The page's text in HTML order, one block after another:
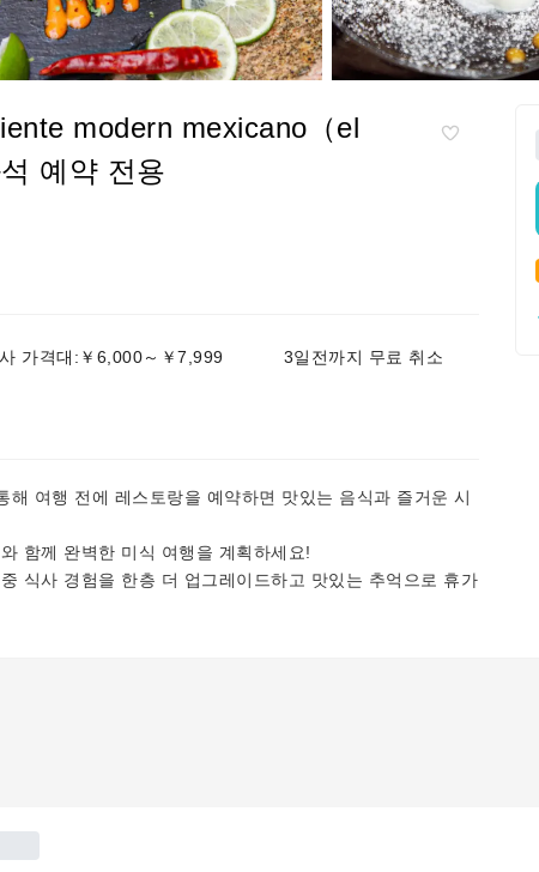
modern mexicano（el
예약 전용
가격대:￥6,000～￥7,999 3일전까지 무료 취소
여행 전에 레스토랑을 예약하면 맛있는 음식과 즐거운 시
함께 완벽한 미식 여행을 계획하세요!
식사 경험을 한층 더 업그레이드하고 맛있는 추억으로 휴가